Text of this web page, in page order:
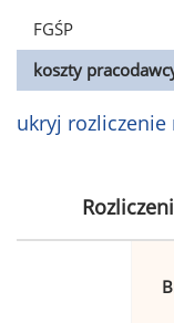
FGŚP
koszty
ukryj rozliczenie